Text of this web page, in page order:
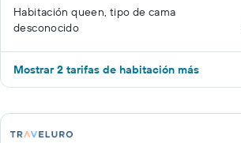
Habitación queen, tipo de cama
desconocido
Mostrar 2 tarifas de habitación más